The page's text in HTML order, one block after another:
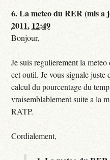
6.La meteo du RER (mis
2011, 12:49
Bonjour,
Je suis regulierement la
cet outil. Je vous signale juste
calcul du pourcentage du
vraisemblablement suite a la
RATP.
Cordialement,